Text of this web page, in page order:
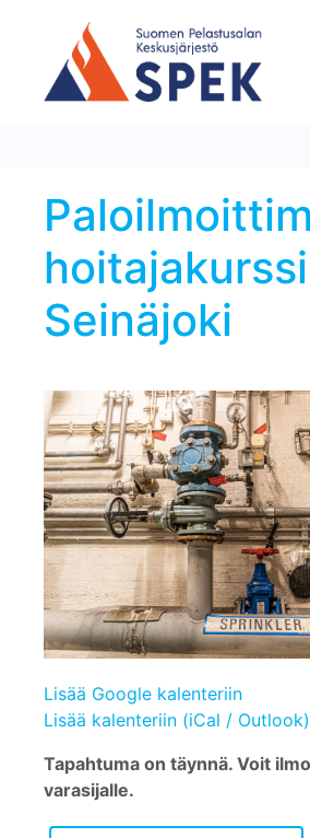
hoitajakurssi
Seinäjoki
Lisää Google kalenteriin
Lisää kalenteriin (iCal / Outlook)
Tapahtuma on täynnä. Voit
varasijalle.